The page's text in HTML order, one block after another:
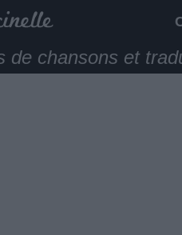
de chansons et